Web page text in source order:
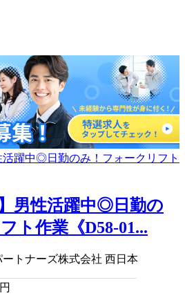
】男性活躍中◎日勤の
ト作業《D58-01...
トナーズ株式会社 西日本
円